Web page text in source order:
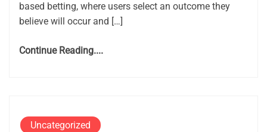
based betting, where users select an outcome they
believe will occur and […]
Continue Reading....
Uncategorized